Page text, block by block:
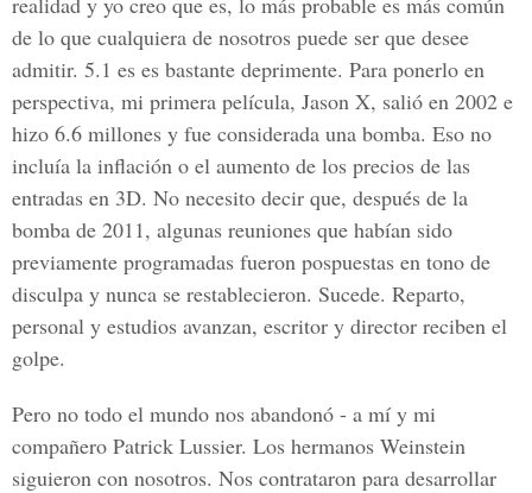
de lo que cualquiera de nosotros puede ser que desee
admitir. 5.1 es es bastante deprimente. Para ponerlo en
perspectiva, mi primera película, Jason X, salió en 2002 e
hizo 6.6 millones y fue considerada una bomba. Eso no
incluía la inflación o el aumento de los precios de las
entradas en 3D. No necesito decir que, después de la
bomba de 2011, algunas reuniones que habían sido
previamente programadas fueron pospuestas en tono de
disculpa y nunca se restablecieron. Sucede. Reparto,
personal y estudios avanzan, escritor y director reciben el
golpe.
Pero no todo el mundo nos abandonó - a mí y mi
compañero Patrick Lussier. Los hermanos Weinstein
siguieron con nosotros. Nos contrataron para desarrollar